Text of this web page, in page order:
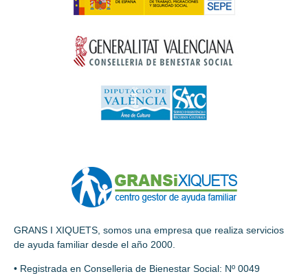
GRANS I XIQUETS, somos una empresa que realiza servicios
de ayuda familiar desde el año 2000.
• Registrada en Conselleria de Bienestar Social: Nº 0049